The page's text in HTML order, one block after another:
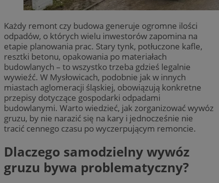
Każdy remont czy budowa generuje ogromne ilości
odpadów, o których wielu inwestorów zapomina na
etapie planowania prac. Stary tynk, potłuczone kafle,
resztki betonu, opakowania po materiałach
budowlanych – to wszystko trzeba gdzieś legalnie
wywieźć. W Mysłowicach, podobnie jak w innych
miastach aglomeracji śląskiej, obowiązują konkretne
przepisy dotyczące gospodarki odpadami
budowlanymi. Warto wiedzieć, jak zorganizować wywóz
gruzu, by nie narazić się na kary i jednocześnie nie
tracić cennego czasu po wyczerpującym remoncie.
Dlaczego samodzielny wywóz
gruzu bywa problematyczny?